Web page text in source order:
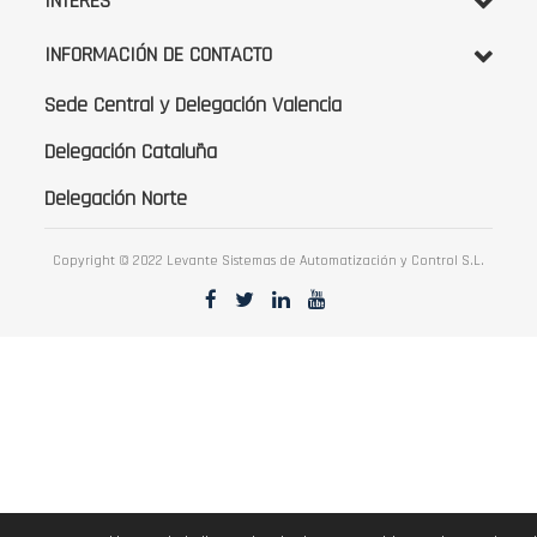
INFORMACIÓN DE CONTACTO
Sede Central y Delegación Valencia
Delegación Cataluña
Delegación Norte
Copyright © 2022 Levante Sistemas de Automatización y Control S.L.